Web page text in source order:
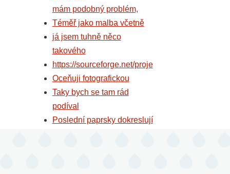
mám podobný problém,
Téměř jako malba včetně
já jsem tuhně něco
takového
https://sourceforge.net/proje
Oceňuji fotografickou
Taky bych se tam rád
podíval
Poslední paprsky dokreslují